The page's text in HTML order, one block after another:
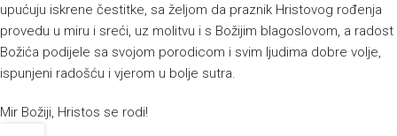
upućuju iskrene čestitke, sa željom da praznik Hristovog rođenja
provedu u miru i sreći, uz molitvu i s Božijim blagoslovom, a radost
Božića podijele sa svojom porodicom i svim ljudima dobre volje,
ispunjeni radošću i vjerom u bolje sutra.
Mir Božiji, Hristos se rodi!